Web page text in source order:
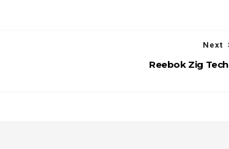
Next
Reebok Zig Tech